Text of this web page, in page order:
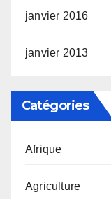
janvier 2016
janvier 2013
Catégories
Afrique
Agriculture